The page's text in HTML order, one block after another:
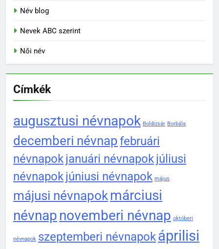
Név blog
Nevek ABC szerint
Női név
Címkék
augusztusi névnapok Boldizsár Borbála
decemberi névnapfebruári
névnapokjanuári névnapokjúliusi
névnapokjúniusi névnapok május
májusi névnapokmárciusi
névnap novemberi névnap októberi
névnapok szeptemberi névnapokáprilisi